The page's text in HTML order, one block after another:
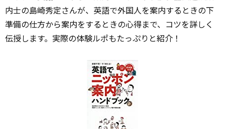
内士の島崎秀定さんが、英語で外国人を案内するときの下
準備の仕方から案内をするときの心得まで、コツを詳しく
伝授します。実際の体験ルポもたっぷりと紹介！